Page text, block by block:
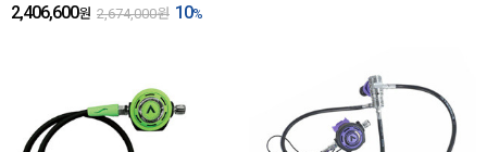
2,406,600원 2,674,000원 10%